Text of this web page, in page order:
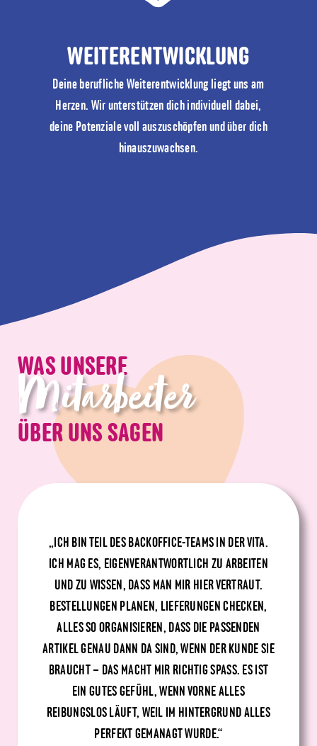
WEITERENTWICKLUNG
Deine berufliche Weiterentwicklung liegt uns am
Herzen. Wir unterstützen dich individuell dabei,
deine Potenziale voll auszuschöpfen und über dich
hinauszuwachsen.
WAS UNSERE
Mitarbeiter
ÜBER UNS SAGEN
„ICH BIN TEIL DES BACKOFFICE-TEAMS IN DER VITA.
ICH MAG ES, EIGENVERANTWORTLICH ZU ARBEITEN
UND ZU WISSEN, DASS MAN MIR HIER VERTRAUT.
BESTELLUNGEN PLANEN, LIEFERUNGEN CHECKEN,
ALLES SO ORGANISIEREN, DASS DIE PASSENDEN
ARTIKEL GENAU DANN DA SIND, WENN DER KUNDE SIE
BRAUCHT – DAS MACHT MIR RICHTIG SPASS. ES IST E
IN GUTES GEFÜHL, WENN VORNE ALLES R
EIBUNGSLOS LÄUFT, WEIL IM HINTERGRUND ALLES P
ERFEKT GEMANAGT WURDE.“